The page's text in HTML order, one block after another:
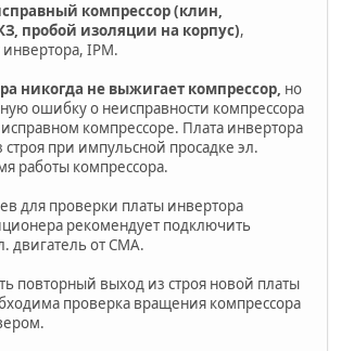
компрессор (клин,
пробой изоляции на корпус),
IPM.
никогда не выжигает компрессор, но
ошибку о неисправности компрессора
компрессоре. Плата инвертора
при импульсной просадке эл.
работы компрессора.
для проверки платы инвертора
рекомендует подключить
двигатель от СМА.
повторный выход из строя новой платы
проверка вращения компрессора